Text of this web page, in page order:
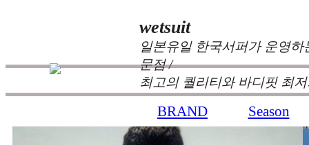
wetsuit
일본유일 한국서퍼가 운영
문점 /
최고의 퀄리티와 바디핏 최
BRAND Season